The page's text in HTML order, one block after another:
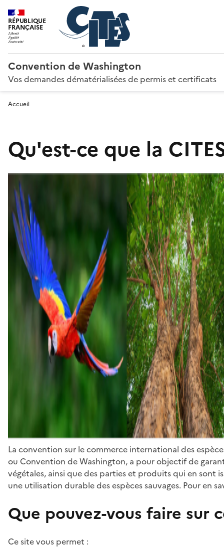
RÉPUBLIQUE
FRANÇAISE
Convention de Washington
Vos demandes dématérialisées de permis et certificats
Accueil
Qu'est-ce que la
La convention sur le commerce international des
ou Convention de Washington, a pour objectif de
végétales, ainsi que des parties et produits qui en sont
une utilisation durable des espèces sauvages. Pour en
Que pouvez-vous faire sur
Ce site vous permet :